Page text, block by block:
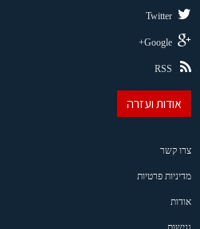
Twitter
Google+
RSS
אודות ועזרה
צרו קשר
מדיניות פרטיות
אודות